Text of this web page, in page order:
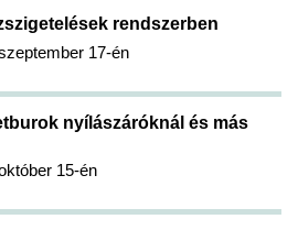
rendszerben
17-én
nyílászáróknál és más
15-én